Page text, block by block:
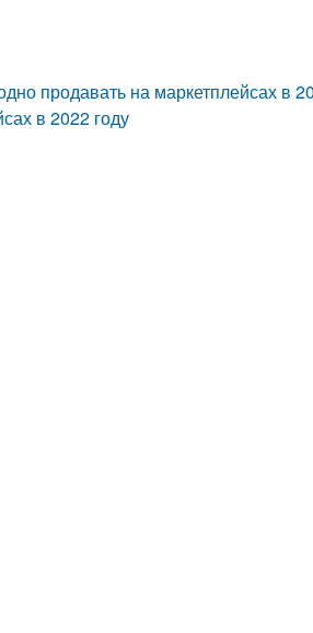
продавать на маркетплейсах в
в 2022 году